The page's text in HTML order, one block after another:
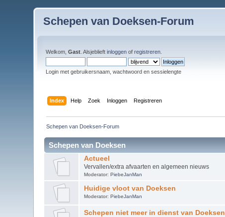
Schepen van Doeksen-Forum
Welkom,Gast . Alsjeblieftinloggen ofregistreren
Login met gebruikersnaam, wachtwoord en sessielengte
Index Help Zoek Inloggen Registreren
Schepen van Doeksen-Forum
Schepen van Doeksen
Actueel
Vervallen/extra afvaarten en algemeen nieuws
Moderator: PiebeJanMan
Huidige vloot van Doeksen
Moderator: PiebeJanMan
Schepen niet meer in dienst van Doeksen